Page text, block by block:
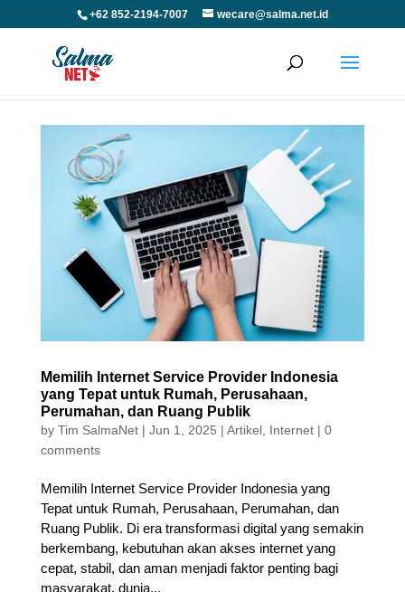
+62 852-2194-7007 wecare@salma.net.id
Memilih Internet Service Provider Indonesia
yang Tepat untuk Rumah, Perusahaan,
Perumahan, dan Ruang Publik
by Tim SalmaNet| Jun 1, 2025 | Artikel, Internet| 0
comments
Memilih Internet Service Provider Indonesia yang
Tepat untuk Rumah, Perusahaan, Perumahan, dan
Ruang Publik. Di era transformasi digital yang semakin
berkembang, kebutuhan akan akses internet yang
cepat, stabil, dan aman menjadi faktor penting bagi
masyarakat, dunia...